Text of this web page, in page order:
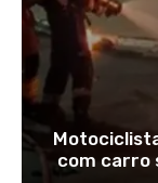
com carro